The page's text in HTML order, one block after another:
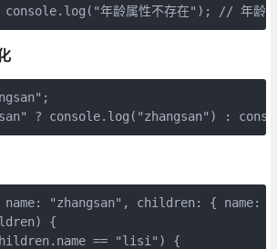
年龄属性不存在"); // 年龄属
? console.log("zhangsan") :
"zhangsan", children: {
{
== "lisi") {